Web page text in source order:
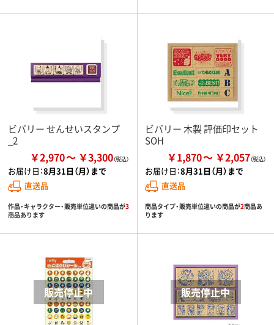
ビバリー せんせいスタンプ
_2
￥2,970 ￥3,300
お届け日：8月31日（月）まで
直送品
作品・キャラクター・販売単位違いの商品が3
商品あります
ビバリー 木製 評価印セット
SOH
￥1,870 ￥2,057
お届け日：8月31日（月）まで
直送品
商品タイプ・販売単位違いの商品が2商品あ
ります